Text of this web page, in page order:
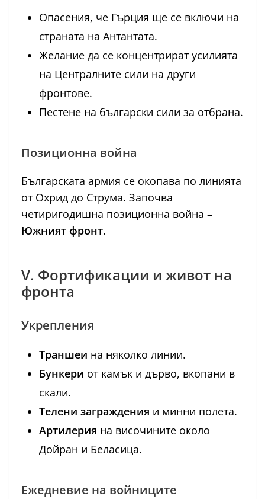
Опасения, че Гърция ще се включи на
страната на Антантата.
Желание да се концентрират усилията
на Централните сили на други
фронтове.
Пестене на български сили за отбрана.
Позиционна война
Българската армия се окопава по линията
от Охрид до Струма. Започва
четиригодишна позиционна война –
Южният фронт.
V. Фортификации и живот на
фронта
Укрепления
Траншеи на няколко линии.
Бункери от камък и дърво, вкопани в
скали.
Телени заграждения и минни полета.
Артилерия на височините около
Дойран и Беласица.
Ежедневие на войниците